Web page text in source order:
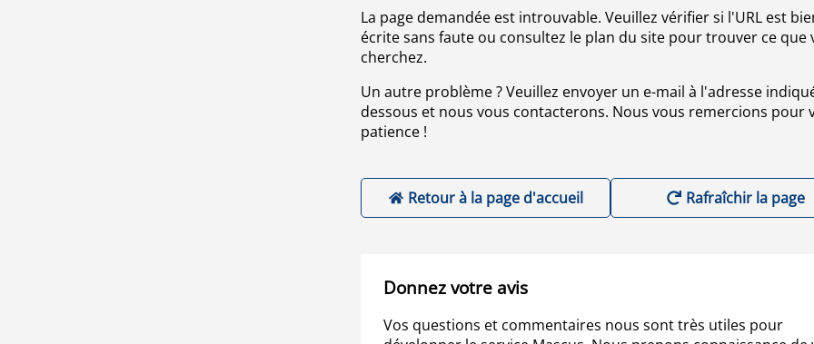
La page demandée est introuvable. Veuillez vérifier si l'URL est
écrite sans faute ou consultez le plan du site pour trouver ce que
cherchez.
Un autre problème ? Veuillez envoyer un e-mail à l'adresse
dessous et nous vous contacterons. Nous vous remercions pour
patience !
Retour à la page d'accueil Rafraîchir la page
Donnez votre avis
Vos questions et commentaires nous sont très utiles pour